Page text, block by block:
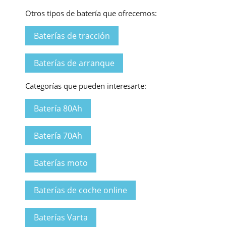
Otros tipos de batería que ofrecemos:
Baterías de tracción
Baterías de arranque
Categorías que pueden interesarte:
Batería 80Ah
Batería 70Ah
Baterías moto
Baterías de coche online
Baterías Varta